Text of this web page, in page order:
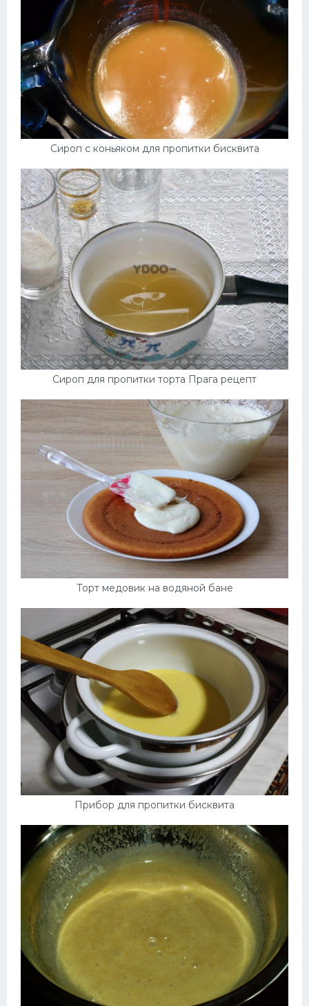
Сироп с коньяком для пропитки бисквита
Сироп для пропитки торта Прага рецепт
Торт медовик на водяной бане
Прибор для пропитки бисквита